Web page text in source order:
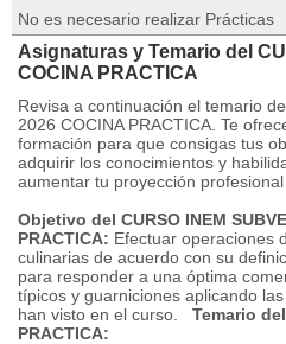
No es necesario realizar Prácticas
Asignaturas y Temario del
COCINA PRACTICA
Revisa a continuación el temario
2026 COCINA PRACTICA. Te
formación para que consigas tus
adquirir los conocimientos y
aumentar tu proyección profesional
Objetivo del CURSO INEM
PRACTICA: Efectuar operaciones
culinarias de acuerdo con su
para responder a una óptima
típicos y guarniciones aplicando
han visto en el curso. Temario
PRACTICA: